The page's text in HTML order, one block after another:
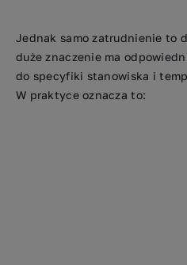
Jednak samo zatrudnienie to
duże znaczenie ma
do specyfiki stanowiska i
W praktyce oznacza to: